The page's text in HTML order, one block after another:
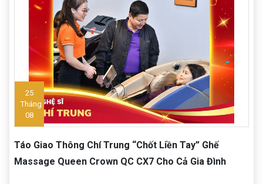
25
Tháng
08
Táo Giao Thông Chí Trung “Chốt Liền Tay” Ghế
Massage Queen Crown QC CX7 Cho Cả Gia Đình